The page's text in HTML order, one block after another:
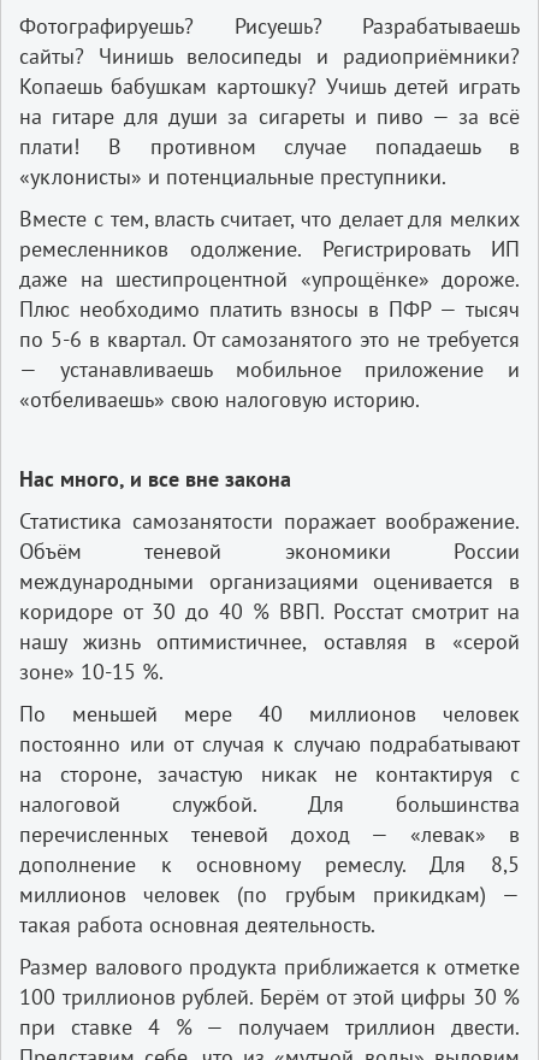
Фотографируешь? Рисуешь? Разрабатываешь
сайты? Чинишь велосипеды и радиоприёмники?
Копаешь бабушкам картошку? Учишь детей играть
на гитаре для души за сигареты и пиво — за всё
плати! В противном случае попадаешь в
«уклонисты» и потенциальные преступники.
Вместе с тем, власть считает, что делает для мелких
ремесленников одолжение. Регистрировать ИП
даже на шестипроцентной «упрощёнке» дороже.
Плюс необходимо платить взносы в ПФР — тысяч
по 5-6 в квартал. От самозанятого это не требуется
— устанавливаешь мобильное приложение и
«отбеливаешь» свою налоговую историю.
Нас много, и все вне закона
Статистика самозанятости поражает воображение.
Объём теневой экономики России
международными организациями оценивается в
коридоре от 30 до 40 % ВВП. Росстат смотрит на
нашу жизнь оптимистичнее, оставляя в «серой
зоне» 10-15 %.
По меньшей мере 40 миллионов человек
постоянно или от случая к случаю подрабатывают
на стороне, зачастую никак не контактируя с
налоговой службой. Для большинства
перечисленных теневой доход — «левак» в
дополнение к основному ремеслу. Для 8,5
миллионов человек (по грубым прикидкам) —
такая работа основная деятельность.
Размер валового продукта приближается к отметке
100 триллионов рублей. Берём от этой цифры 30 %
при ставке 4 % — получаем триллион двести.